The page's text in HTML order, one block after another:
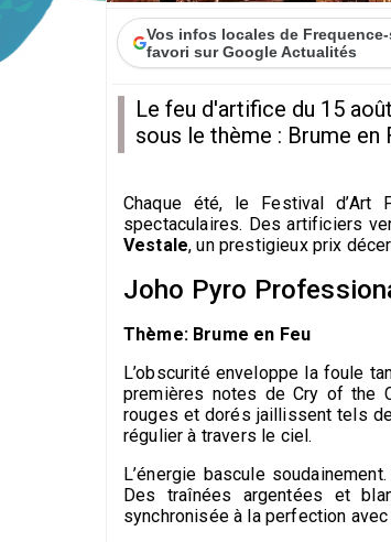
Vos infos locales de
favori sur Google Actualités
Le feu d'artifice du 15
sous le thème : Brume en
Chaque été, le Festival d’Art
spectaculaires. Des artificiers
Vestale, un prestigieux prix
Joho Pyro
Thème: Brume en Feu
L’obscurité enveloppe la foule
premières notes de Cry of the
rouges et dorés jaillissent tels
régulier à travers le ciel.
L’énergie bascule
Des traînées argentées et
synchronisée à la perfection